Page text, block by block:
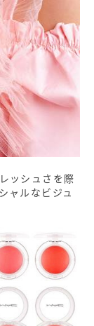
ッシュさを際
ャルなビジュ